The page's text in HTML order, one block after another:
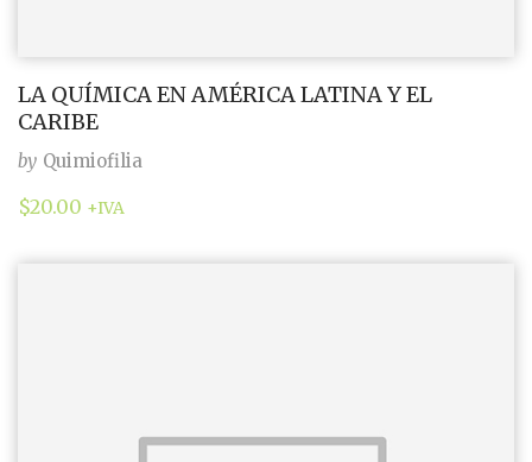
LA QUÍMICA EN AMÉRICA LATINA Y EL
CARIBE
by Quimiofilia
$20.00 +IVA